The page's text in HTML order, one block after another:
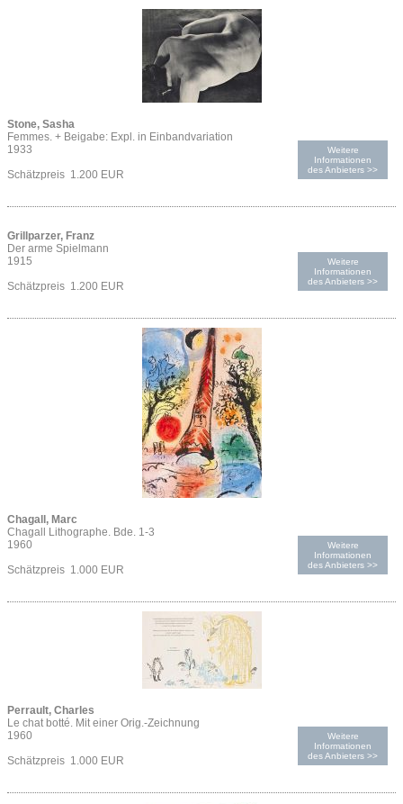
Stone, Sasha
Femmes. + Beigabe: Expl. in Einbandvariation
1933
Schätzpreis 1.200 EUR
Weitere
Informationen
des Anbieters >>
Grillparzer, Franz
Der arme Spielmann
1915
Schätzpreis 1.200 EUR
Weitere
Informationen
des Anbieters >>
Chagall, Marc
Chagall Lithographe. Bde. 1-3
1960
Schätzpreis 1.000 EUR
Weitere
Informationen
des Anbieters >>
Perrault, Charles
Le chat botté. Mit einer Orig.-Zeichnung
1960
Schätzpreis 1.000 EUR
Weitere
Informationen
des Anbieters >>